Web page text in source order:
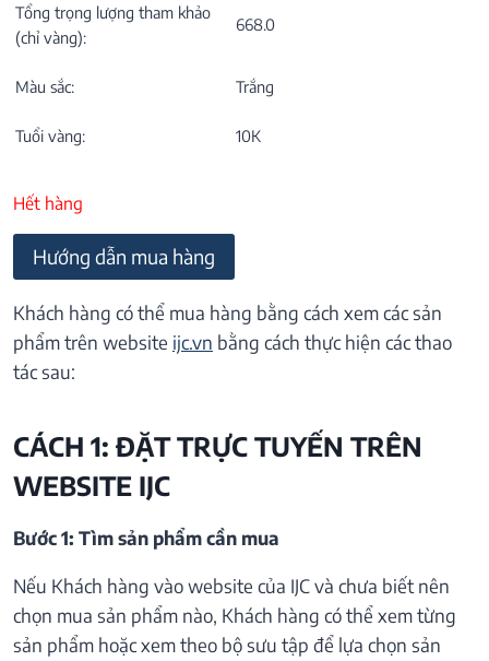
Tổng trọng lượng tham khảo
(chỉ vàng):
668.0
Màu sắc: Trắng
Tuổi vàng: 10K
Hết hàng
Hướng dẫn mua hàng
Khách hàng có thể mua hàng bằng cách xem các sản
phẩm trên website ijc.vn bằng cách thực hiện các thao
tác sau:
CÁCH 1: ĐẶT TRỰC TUYẾN TRÊN
WEBSITE IJC
Bước 1: Tìm sản phẩm cần mua
Nếu Khách hàng vào website của IJC và chưa biết nên
chọn mua sản phẩm nào, Khách hàng có thể xem từng
sản phẩm hoặc xem theo bộ sưu tập để lựa chọn sản